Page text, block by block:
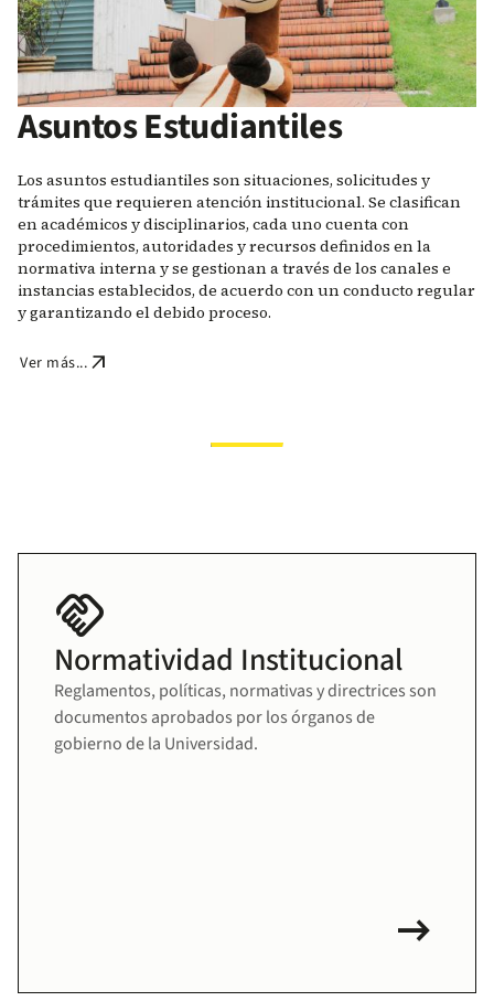
Asuntos Estudiantiles
Los asuntos estudiantiles son situaciones, solicitudes y
trámites que requieren atención institucional. Se clasifican
en académicos y disciplinarios, cada uno cuenta con
procedimientos, autoridades y recursos definidos en la
normativa interna y se gestionan a través de los canales e
instancias establecidos, de acuerdo con un conducto regular
y garantizando el debido proceso.
Ver más... arrow_outward
handshake
Normatividad Institucional
Reglamentos, políticas, normativas y directrices son
documentos aprobados por los órganos de
gobierno de la Universidad.
arrow_right_alt